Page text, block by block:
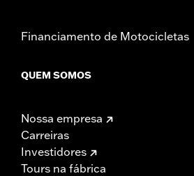
Financiamento de Motocicletas
QUEM SOMOS
Nossa empresa
Carreiras
Investidores
Tours na fábrica